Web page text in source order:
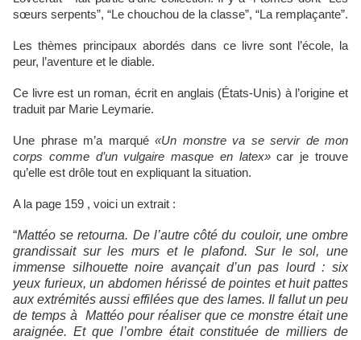
sœurs serpents”, “Le chouchou de la classe”, “La remplaçante”.
Les thèmes principaux abordés dans ce livre sont l’école, la
peur, l’aventure et le diable.
Ce livre est un roman, écrit en anglais (États-Unis) à l’origine et
traduit par Marie Leymarie.
Une phrase m’a marqué «Un monstre va se servir de mon
corps comme d’un vulgaire masque en latex»car je trouve
qu’elle est drôle tout en expliquant la situation.
A la page 159 , voici un extrait :
“Mattéo se retourna. De l’autre côté du couloir, une ombre
grandissait sur les murs et le plafond. Sur le sol, une
immense silhouette noire avançait d’un pas lourd : six
yeux furieux, un abdomen hérissé de pointes et huit pattes
aux extrémités aussi effilées que des lames. Il fallut un peu
de temps à Mattéo pour réaliser que ce monstre était une
araignée. Et que l’ombre était constituée de milliers de